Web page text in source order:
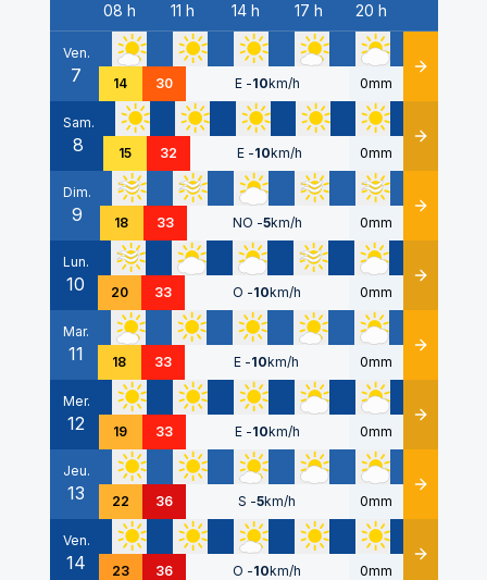
Date
08 h 11 h 14 h 17 h 20 h
Ven.
7 14 30 E -10km/h 0mm Détails
Sam.
8 15 32 E -10km/h 0mm Détails
Dim.
9 18 33 NO -5km/h 0mm Détails
Lun.
10 20 33 O -10km/h 0mm Détails
Mar.
11 18 33 E -10km/h 0mm Détails
Mer.
12 19 33 E -10km/h 0mm Détails
Jeu.
13 22 36 S -5km/h 0mm Détails
Ven.
14 23 36 O -10km/h 0mm Détails